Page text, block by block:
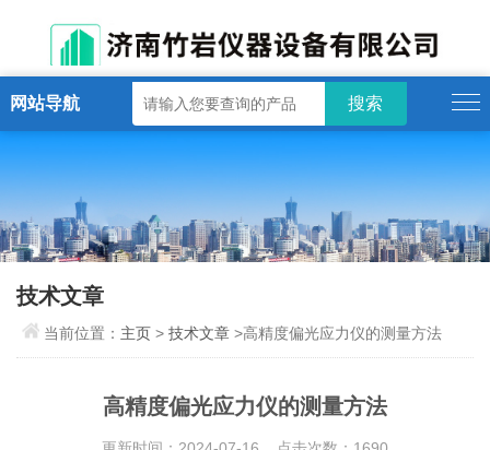
网站导航
技术文章
当前位置： 主页 >技术文章 >高精度偏光应力仪的测量方法
高精度偏光应力仪的测量方法